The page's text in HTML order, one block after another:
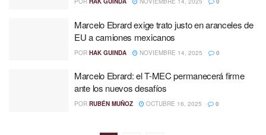
Marcelo Ebrard exige trato justo en aranceles de
EU a camiones mexicanos
POR HAK GUINDA NOVIEMBRE 14, 2025 0
Marcelo Ebrard: el T-MEC permanecerá firme
ante los nuevos desafíos
POR RUBÉN MUÑOZ OCTUBRE 16, 2025 0